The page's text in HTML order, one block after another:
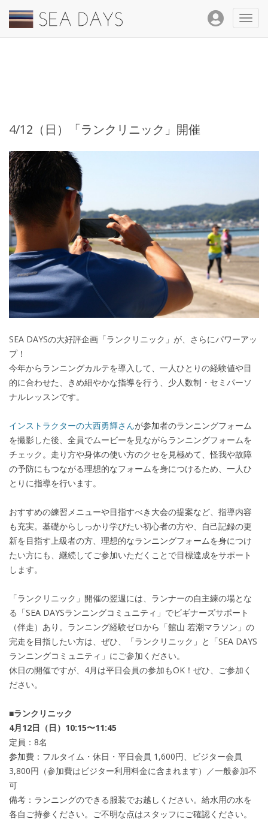
4/12（日）「ランクリニック」開催
SEA DAYSの大好評企画「ランクリニック」が、さらにパワーアッ
プ！
今年からランニングカルテを導入して、一人ひとりの経験値や目
的に合わせた、きめ細やかな指導を行う、少人数制・セミパーソ
ナルレッスンです。
インストラクターの大西勇輝さんが参加者のランニングフォーム
を撮影した後、全員でムービーを見ながらランニングフォームを
チェック。走り方や身体の使い方のクセを見極めて、怪我や故障
の予防にもつながる理想的なフォームを身につけるため、一人ひ
とりに指導を行います。
おすすめの練習メニューや目指すべき大会の提案など、指導内容
も充実。基礎からしっかり学びたい初心者の方や、自己記録の更
新を目指す上級者の方、理想的なランニングフォームを身につけ
たい方にも、継続してご参加いただくことで目標達成をサポート
します。
「ランクリニック」開催の翌週には、ランナーの自主練の場とな
る「SEA DAYSランニングコミュニティ」でビギナーズサポート
（伴走）あり。ランニング経験ゼロから「館山 若潮マラソン」の
完走を目指したい方は、ぜひ、「ランクリニック」と「SEA DAYS
ランニングコミュニティ」にご参加ください。
休日の開催ですが、4月は平日会員の参加もOK！ぜひ、ご参加く
ださい。
■ランクリニック
4月12日（日）10:15〜11:45
定員：8名
参加費：フルタイム・休日・平日会員 1,600円、ビジター会員
3,800円（参加費はビジター利用料金に含まれます）／一般参加不
可
備考：ランニングのできる服装でお越しください。給水用の水を
各自ご持参ください。ご不明な点はスタッフにご確認ください。